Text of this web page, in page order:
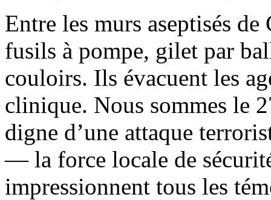
Entre les murs aseptisés
fusils à pompe, gilet par
couloirs. Ils évacuent les
clinique. Nous sommes le
digne d’une attaque
— la force locale de
impressionnent tous les